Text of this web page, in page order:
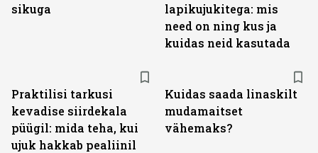
sikuga
lapikujukitega: mis
need on ning kus ja
kuidas neid kasutada
Praktilisi tarkusi
kevadise siirdekala
püügil: mida teha, kui
ujuk hakkab pealiinil
Kuidas saada linaskilt
mudamaitset
vähemaks?